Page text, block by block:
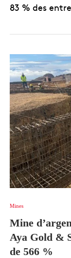
83 % des
Mines
Mine
Aya Gold &
de 566 %